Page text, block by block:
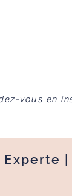
vous en
|